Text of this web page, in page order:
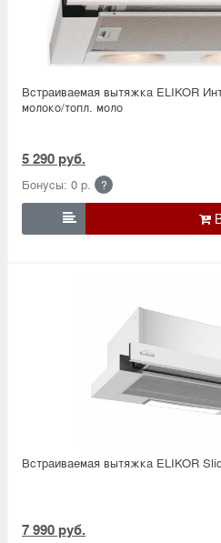
Встраиваемая вытяжка ELIKOR
молоко/топл. моло
5 290 руб.
Бонусы: 0 р. ?

Встраиваемая вытяжка ELIKOR
7 990 руб.